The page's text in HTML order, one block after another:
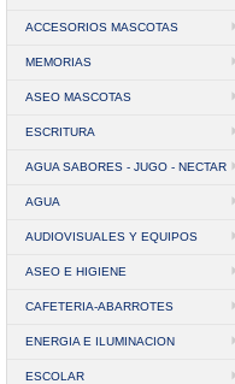
ACCESORIOS MASCOTAS
MEMORIAS
ASEO MASCOTAS
ESCRITURA
AGUA SABORES - JUGO - NECTAR
AGUA
AUDIOVISUALES Y EQUIPOS
ASEO E HIGIENE
CAFETERIA-ABARROTES
ENERGIA E ILUMINACION
ESCOLAR